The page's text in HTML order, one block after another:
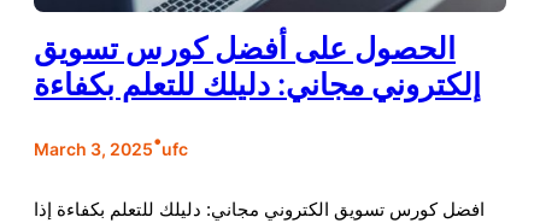
الحصول على أفضل كورس تسويق
إلكتروني مجاني: دليلك للتعلم بكفاءة
March 3, 2025•ufc
افضل كورس تسويق الكتروني مجاني: دليلك للتعلم بكفاءة إذا